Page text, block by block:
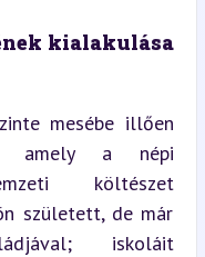
kialakulása
mesébe illően
amely a népi
költészet
született, de már
iskoláit